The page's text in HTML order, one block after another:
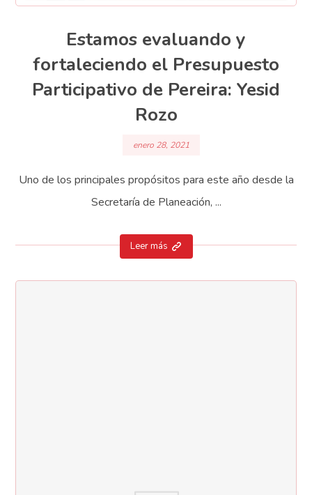
Estamos evaluando y
fortaleciendo el Presupuesto
Participativo de Pereira: Yesid
Rozo
enero 28, 2021
Uno de los principales propósitos para este año desde la
Secretaría de Planeación, ...
Leer más